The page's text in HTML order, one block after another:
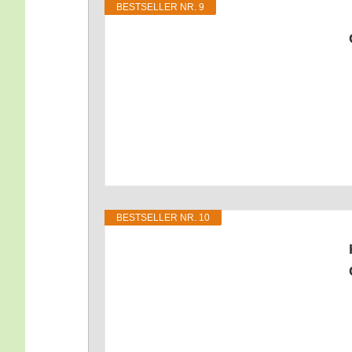
BEST­SEL­LER NR. 9
BEST­SEL­LER NR. 10